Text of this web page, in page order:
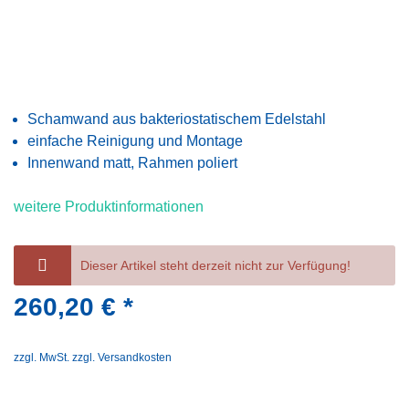
Schamwand aus bakteriostatischem Edelstahl
einfache Reinigung und Montage
Innenwand matt, Rahmen poliert
weitere Produktinformationen
Dieser Artikel steht derzeit nicht zur Verfügung!
260,20 € *
zzgl. MwSt. zzgl. Versandkosten